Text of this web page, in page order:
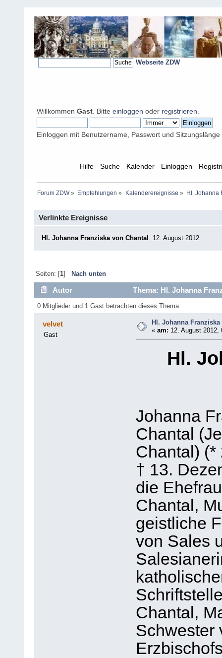
Webseite ZDW
Willkommen Gast . Bitte einloggen oder registrieren
Einloggen mit Benutzername, Passwort und Sitzungslänge
Hilfe Suche Kalender Einloggen
Forum ZDW» Empfehlungen » Kalenderereignisse » Hl. Johanna
Verlinkte Ereignisse
Hl. Johanna Franziska von Chantal : 12. August 2012
Seiten: [1] Nach unten
Autor Thema: Hl. Johanna
0 Mitglieder und 1 Gast betrachten dieses Thema.
velvet
Gast
Hl. Johanna
«am: 12. August 2012,
Hl.
Johanna
Chantal
Chantal) (*
† 13.
die
Chantal,
geistliche
von Sales
Chantal,
Schwester